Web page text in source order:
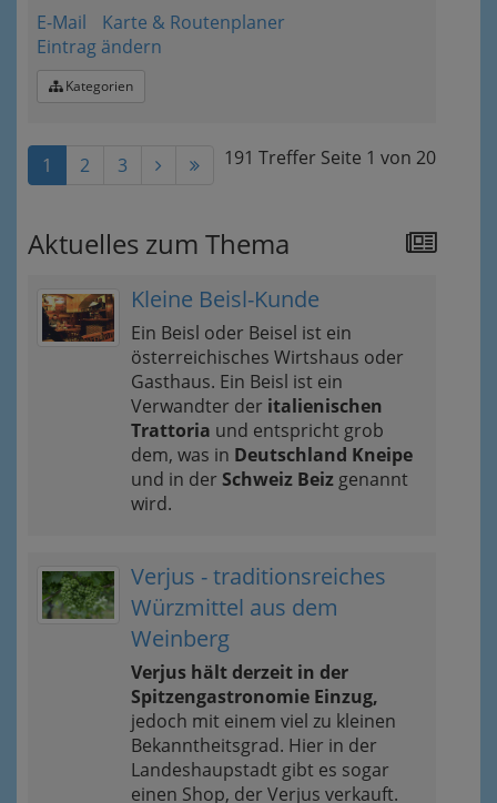
E-Mail
Karte & Routenplaner
Eintrag ändern
Kategorien
191 Treffer Seite 1 von 20
1 2 3
Aktuelles zum Thema
Kleine Beisl-Kunde
Ein Beisl oder Beisel ist ein
österreichisches Wirtshaus oder
Gasthaus. Ein Beisl ist ein
Verwandter der italienischen
Trattoria und entspricht grob
dem, was in Deutschland Kneipe
und in der Schweiz Beiz genannt
wird.
Verjus - traditionsreiches
Würzmittel aus dem
Weinberg
Verjus hält derzeit in der
Spitzengastronomie Einzug,
jedoch mit einem viel zu kleinen
Bekanntheitsgrad. Hier in der
Landeshaupstadt gibt es sogar
einen Shop, der Verjus verkauft.